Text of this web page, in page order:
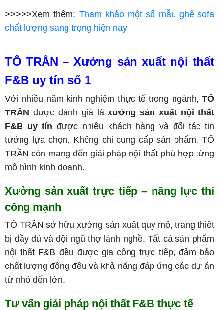
>>>>>Xem thêm: Tham khảo một số mẫu ghế sofa
chất lượng sang trọng hiện nay
TÔ TRẦN – Xưởng sản xuất nội thất
F&B uy tín số 1
Với nhiều năm kinh nghiệm thực tế trong ngành, TÔ
TRẦN được đánh giá làxưởng sản xuất nội thất
F&B uy tín được nhiều khách hàng và đối tác tin
tưởng lựa chọn. Không chỉ cung cấp sản phẩm, TÔ
TRẦN còn mang đến giải pháp nội thất phù hợp từng
mô hình kinh doanh.
Xưởng sản xuất trực tiếp – năng lực thi
công mạnh
TÔ TRẦN sở hữu xưởng sản xuất quy mô, trang thiết
bị đầy đủ và đội ngũ thợ lành nghề. Tất cả sản phẩm
nội thất F&B đều được gia công trực tiếp, đảm bảo
chất lượng đồng đều và khả năng đáp ứng các dự án
từ nhỏ đến lớn.
Tư vấn giải pháp nội thất F&B thực tế